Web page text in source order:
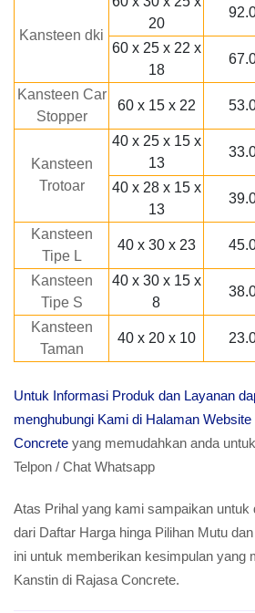
Kansteen dki
20
60 x 25 x 22 x
18
Kansteen Car
Stopper
60 x 15 x 22
Kansteen
Trotoar
40 x 25 x 15 x
13
40 x 28 x 15 x
13
Kansteen
Tipe L
40 x 30 x 23
Kansteen
Tipe S
40 x 30 x 15 x
8
Kansteen
Taman
40 x 20 x 10
Untuk Informasi Produk dan Layanan
menghubungi Kami di Halaman
Concrete yang memudahkan anda
Telpon / Chat Whatsapp
Atas Prihal yang kami sampaikan untuk
dari Daftar Harga hinga Pilihan Mutu
ini untuk memberikan kesimpulan yang
Kanstin di Rajasa Concrete.